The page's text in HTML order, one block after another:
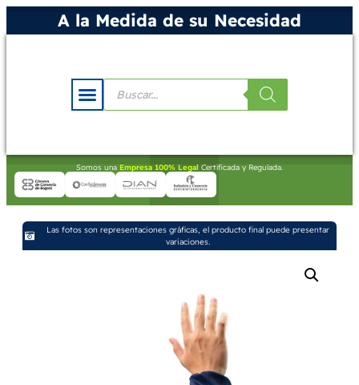
A la Medida de su Necesidad
Somos una Empresa 100% Legal Certificada y Regulada.
Las fotos son representaciones gráficas, el producto final puede presentar
variaciones.